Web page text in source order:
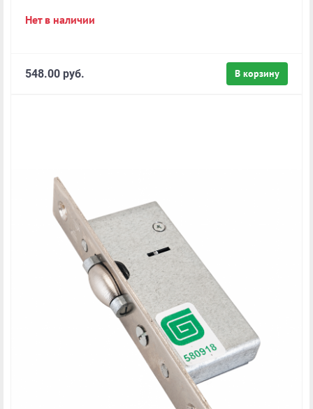
Нет в наличии
В корзину
548.00 руб.